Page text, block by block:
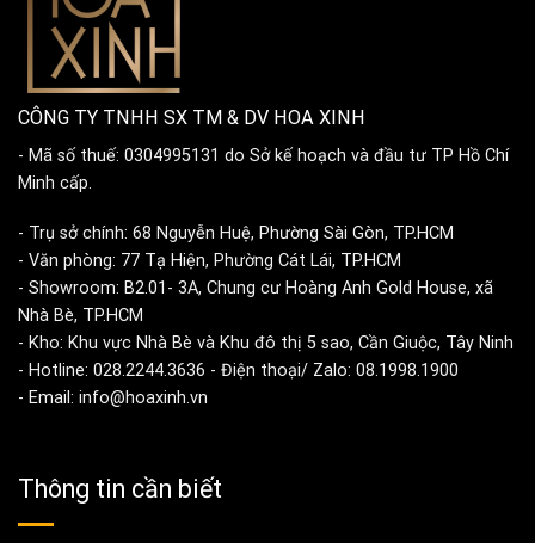
CÔNG TY TNHH SX TM & DV HOA XINH
- Mã số thuế: 0304995131 do Sở kế hoạch và đầu tư TP Hồ Chí
Minh cấp.
- Trụ sở chính: 68 Nguyễn Huệ, Phường Sài Gòn, TP.HCM
- Văn phòng: 77 Tạ Hiện, Phường Cát Lái, TP.HCM
- Showroom: B2.01- 3A, Chung cư Hoàng Anh Gold House, xã
Nhà Bè, TP.HCM
- Kho: Khu vực Nhà Bè và Khu đô thị 5 sao, Cần Giuộc, Tây Ninh
- Hotline: 028.2244.3636 - Điện thoại/ Zalo: 08.1998.1900
- Email: info@hoaxinh.vn
Thông tin cần biết